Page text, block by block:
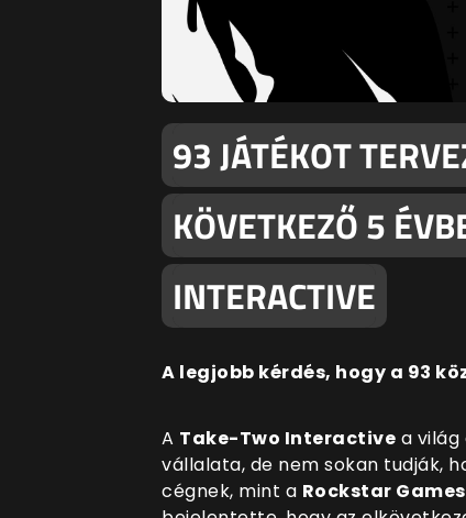
93 JÁTÉKOT
KÖVETKEZŐ 5
INTERACTIVE
A legjobb kérdés, hogy a 93
A Take-Two Interactive a
vállalata, de nem sokan tudják,
cégnek, mint a Rockstar Games